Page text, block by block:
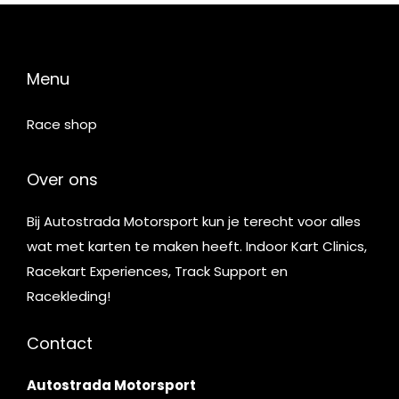
Menu
Race shop
Over ons
Bij Autostrada Motorsport kun je terecht voor alles
wat met karten te maken heeft. Indoor Kart Clinics,
Racekart Experiences, Track Support en
Racekleding!
Contact
Autostrada Motorsport